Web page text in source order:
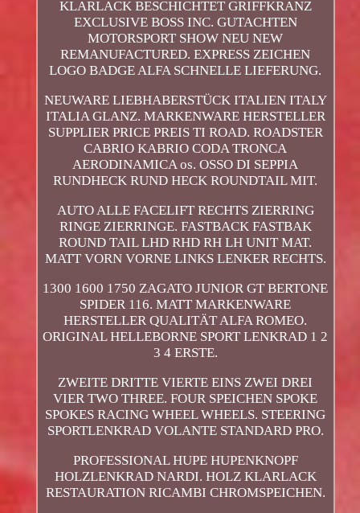
KLARLACK BESCHICHTET GRIFFKRANZ
EXCLUSIVE BOSS INC. GUTACHTEN
MOTORSPORT SHOW NEU NEW
REMANUFACTURED. EXPRESS ZEICHEN
LOGO BADGE ALFA SCHNELLE LIEFERUNG.
NEUWARE LIEBHABERSTÜCK ITALIEN ITALY
ITALIA GLANZ. MARKENWARE HERSTELLER
SUPPLIER PRICE PREIS TI ROAD. ROADSTER
CABRIO KABRIO CODA TRONCA
AERODINAMICA os. OSSO DI SEPPIA
RUNDHECK RUND HECK ROUNDTAIL MIT.
AUTO ALLE FACELIFT RECHTS ZIERRING
RINGE ZIERRINGE. FASTBACK FASTBAK
ROUND TAIL LHD RHD RH LH UNIT MAT.
MATT VORN VORNE LINKS LENKER RECHTS.
1300 1600 1750 ZAGATO JUNIOR GT BERTONE
SPIDER 116. MATT MARKENWARE
HERSTELLER QUALITÄT ALFA ROMEO.
ORIGINAL HELLEBORNE SPORT LENKRAD 1 2
3 4 ERSTE.
ZWEITE DRITTE VIERTE EINS ZWEI DREI
VIER TWO THREE. FOUR SPEICHEN SPOKE
SPOKES RACING WHEEL WHEELS. STEERING
SPORTLENKRAD VOLANTE STANDARD PRO.
PROFESSIONAL HUPE HUPENKNOPF
HOLZLENKRAD NARDI. HOLZ KLARLACK
RESTAURATION RICAMBI CHROMSPEICHEN.